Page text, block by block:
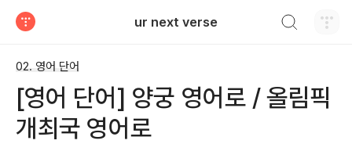
ur next verse
02. 영어 단어
[영어 단어] 양궁 영어로 / 올림픽
개최국 영어로